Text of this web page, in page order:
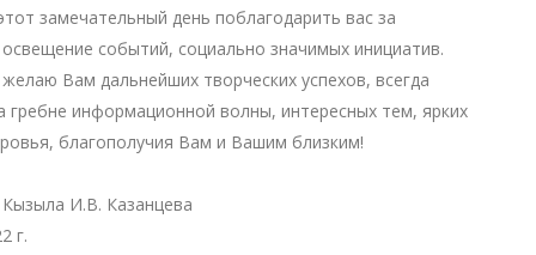
замечательный день поблагодарить вас за
событий, социально значимых инициатив.
Вам дальнейших творческих успехов, всегда
гребне информационной волны, интересных тем, ярких
благополучия Вам и Вашим близким!
И.В. Казанцева
г.